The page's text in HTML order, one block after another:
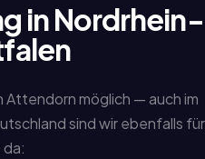
in Nordrhein-
möglich — auch im
sind wir ebenfalls für
da: